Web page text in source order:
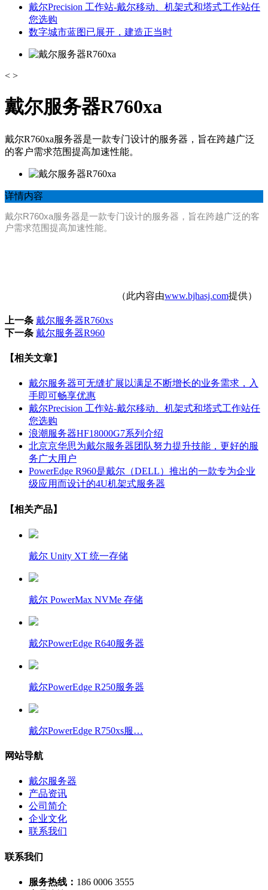
戴尔Precision 工作站-戴尔移动、机架式和塔式工作站任
您选购
数字城市蓝图已展开，建造正当时
< >
戴尔服务器R760xa
戴尔R760xa服务器是一款专门设计的服务器，旨在跨越广泛
的客户需求范围提高加速性能。
详情内容
戴尔R760xa服务器是一款专门设计的服务器，旨在跨越广泛的客
户需求范围提高加速性能。
（此内容由www.bjhasj.com提供）
上一条 戴尔服务器R760xs
下一条 戴尔服务器R960
【相关文章】
戴尔服务器可无缝扩展以满足不断增长的业务需求，入
手即可畅享优惠
戴尔Precision 工作站-戴尔移动、机架式和塔式工作站任
您选购
浪潮服务器HF18000G7系列介绍
北京京华思为戴尔服务器团队努力提升技能，更好的服
务广大用户
PowerEdge R960是戴尔（DELL）推出的一款专为企业
级应用而设计的4U机架式服务器
【相关产品】
戴尔 Unity XT 统一存储
戴尔 PowerMax NVMe 存储
戴尔PowerEdge R640服务器
戴尔PowerEdge R250服务器
戴尔PowerEdge R750xs服…
网站导航
戴尔服务器
产品资讯
公司简介
企业文化
联系我们
联系我们
服务热线： 186 0006 3555